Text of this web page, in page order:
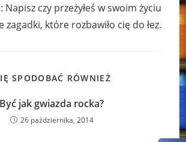
Napisz czy przeżyłeś w swoim życiu
zagadki, które rozbawiło cię do łez.
SPODOBAĆ RÓWNIEŻ
Być jak gwiazda rocka?
26 października, 2014